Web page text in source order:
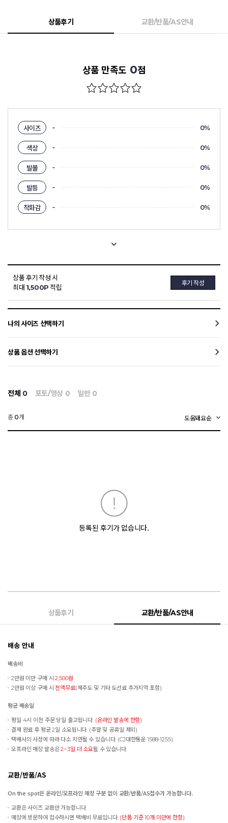
상품후기 교환/반품/AS안내
상품 만족도 0점
사이즈 - 0%
색상 - 0%
발볼 - 0%
발등 - 0%
착화감 - 0%
상품 후기 작성 시
최대 1,500P 적립
후기 작성
나의 사이즈 선택하기
상품 옵션 선택하기
전체 0 포토/영상 0 일반 0
총 0개
등록된 후기가 없습니다.
상품후기 교환/반품/AS안내
배송 안내
배송비
2만원 미만 구매 시2,500원
2만원 이상 구매 시전액무료(제주도 및 기타 도선료 추가지역 포함)
평균 배송일
평일 4시 이전 주문 당일 출고됩니다. (온라인 발송에 한함)
결제 완료 후 평균 2일 소요됩니다. (주말 및 공휴일 제외)
택배사의 사정에 따라 다소 지연될 수 있습니다. (CJ대한통운 1588-1255)
오프라인 매장 발송은2~3일 더 소요될 수 있습니다.
교환/반품/AS
On the spot은 온라인/오프라인 매장 구분 없이 교환/반품/AS접수가 가능합니다.
교환은 사이즈 교환만 가능합니다.
매장에 방문하여 접수하시면 택배비 무료입니다. (단품 기준 10개 미만에 한함)